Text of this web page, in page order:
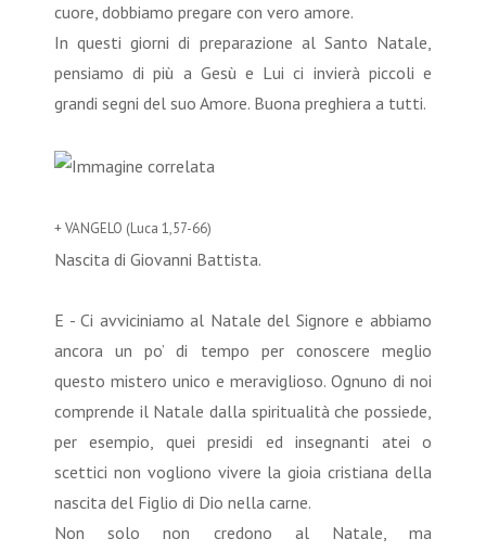
cuore, dobbiamo pregare con vero amore.
In questi giorni di preparazione al Santo Natale,
pensiamo di più a Gesù e Lui ci invierà piccoli e
grandi segni del suo Amore. Buona preghiera a tutti.
+ VANGELO (Luca 1,57-66)
Nascita di Giovanni Battista.
E - Ci avviciniamo al Natale del Signore e abbiamo
ancora un po’ di tempo per conoscere meglio
questo mistero unico e meraviglioso. Ognuno di noi
comprende il Natale dalla spiritualità che possiede,
per esempio, quei presidi ed insegnanti atei o
scettici non vogliono vivere la gioia cristiana della
nascita del Figlio di Dio nella carne.
Non solo non credono al Natale, ma